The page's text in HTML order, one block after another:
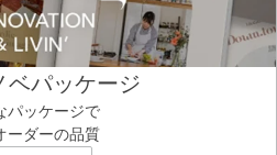
ベパッケージ
パッケージで
ーダーの品質